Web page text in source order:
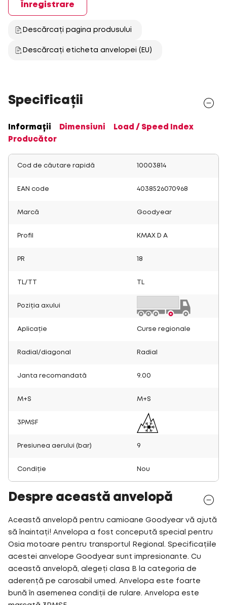
Înregistrare
Descărcați pagina produsului
Descărcați eticheta anvelopei (EU)
Specificații
Informații Dimensiuni
Load / Speed Index
Producător
Cod de căutare rapidă 10003814
EAN code 4038526070968
Marcă Goodyear
Profil KMAX D A
PR 18
TL/TT
Poziția axului
Aplicație Curse regionale
Radial/diagonal Radial
Janta recomandată 9.00
M+S M+S
3PMSF
Presiunea aerului (bar) 9
Condiție Nou
Despre această anvelopă
Această anvelopă pentru camioane Goodyear vă ajută
să înaintați! Anvelopa a fost concepută special pentru
Osia motoare pentru transportul Regional. Specificațiile
acestei anvelope Goodyear sunt impresionante. Cu
această anvelopă, alegeți clasa B la categoria de
aderență pe carosabil umed. Anvelopa este foarte
bună în asemenea condiții de rulare. Anvelopa este